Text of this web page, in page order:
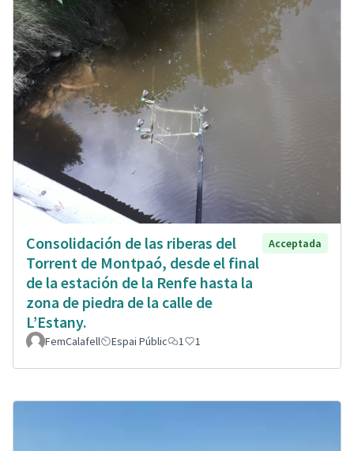
Consolidación de las riberas del
Torrent de Montpaó, desde el final
de la estación de la Renfe hasta la
zona de piedra de la calle de
L’Estany.
Acceptada
FemCalafell Espai Públic 1 1